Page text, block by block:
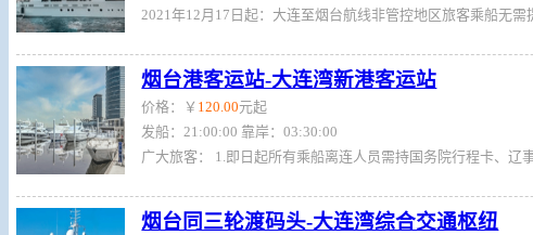
烟台港客运站-大连湾新港客运站
价格：￥ 120.00元起
发船：21:00:00 靠岸：03:30:00
烟台同三轮渡码头-大连湾综合交通枢纽